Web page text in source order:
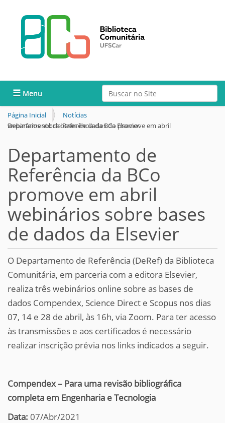
Busca
Busca Avançada…
Toggle navigation
Página Inicial
Notícias
Departamento de Referência da BCo promove em abril webinários sobre bases de dados da Elsevier
Departamento de
Referência da BCo
promove em abril
webinários sobre bases
de dados da Elsevier
O Departamento de Referência (DeRef) da Biblioteca
Comunitária, em parceria com a editora Elsevier,
realiza três webinários online sobre as bases de
dados Compendex, Science Direct e Scopus nos dias
07, 14 e 28 de abril, às 16h, via Zoom. Para ter acesso
às transmissões e aos certificados é necessário
realizar inscrição prévia nos links indicados a seguir.
Compendex – Para uma revisão bibliográfica
completa em Engenharia e Tecnologia
Data: 07/Abr/2021